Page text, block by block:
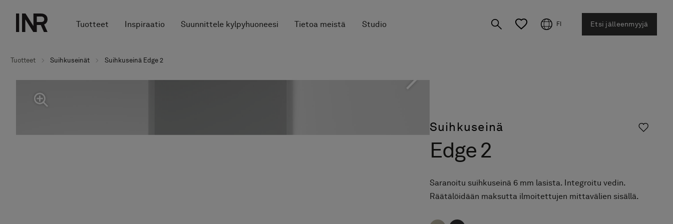
Tuotteet Inspiraatio Suunnittele kylpyhuoneesi Tietoa meistä Studio FI Etsi jälleenmyyjä
Tuotteet Suihkuseinät Suihkuseinä Edge 2
Suihkuseinä
Edge 2
Saranoitu suihkuseinä 6 mm lasista. Integroitu vedin.
Räätälöidään maksutta ilmoitettujen mittavälien sisällä.